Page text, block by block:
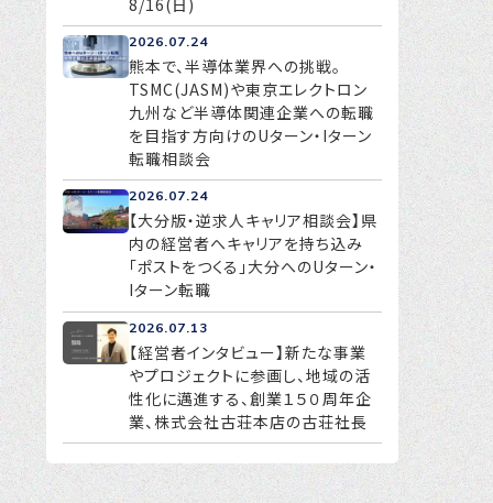
2026.07.24
熊本で、半導体業界への挑戦。
TSMC(JASM)や東京エレクトロン
九州など半導体関連企業への転職
を目指す方向けのUターン・Iターン
転職相談会
2026.07.24
【大分版・逆求人キャリア相談会】県
内の経営者へキャリアを持ち込み
「ポストをつくる」大分へのUターン・
Iターン転職
2026.07.13
【経営者インタビュー】新たな事業
やプロジェクトに参画し、地域の活
性化に邁進する、創業１５０周年企
業、株式会社古荘本店の古荘社長